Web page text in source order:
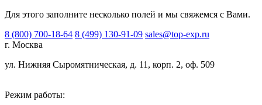
Для этого заполните несколько полей и мы свяжемся с Вами.
8 (800) 700-18-64 8 (499) 130-91-09 sales@top-exp.ru
г. Москва
ул. Нижняя Сыромятническая, д. 11, корп. 2, оф. 509
Режим работы: